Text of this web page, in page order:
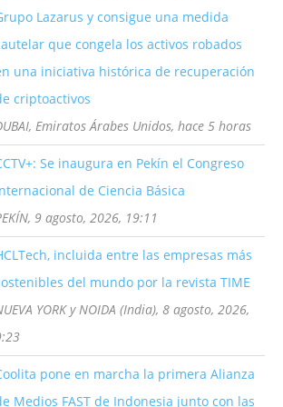
Lazarus y consigue una medida
que congela los activos robados
una iniciativa histórica de recuperación
criptoactivos
Emiratos Árabes Unidos, hace 5 horas
Se inaugura en Pekín el Congreso
de Ciencia Básica
9 agosto, 2026, 19:11
incluida entre las empresas más
del mundo por la revista TIME
YORK y NOIDA (India), 8 agosto, 2026,
pone en marcha la primera Alianza
Medios FAST de Indonesia junto con las